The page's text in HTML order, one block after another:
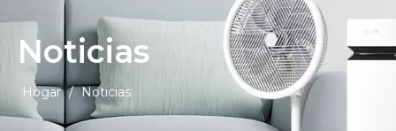
Noticias
Hogar / Noticias